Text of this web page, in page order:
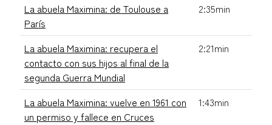
La abuela Maximina: de Toulouse a
París
2:35min
La abuela Maximina: recupera el
contacto con sus hijos al final de la
segunda Guerra Mundial
2:21min
La abuela Maximina: vuelve en 1961 con
un permiso y fallece en Cruces
1:43min